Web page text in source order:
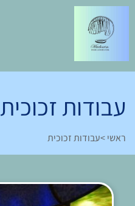
עבודות זכוכית
ראשי>עבודות זכוכית